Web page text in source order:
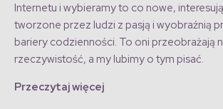
Internetu i wybieramy to co nowe,
tworzone przez ludzi z pasją i wyobraźnią
bariery codzienności. To oni przeobrażają
rzeczywistość, a my lubimy o tym pisać.
Przeczytaj więcej